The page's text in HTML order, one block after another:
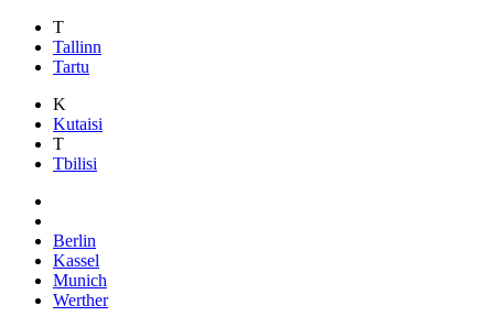
T
Tallinn
Tartu
K
Kutaisi
T
Tbilisi
Berlin
Kassel
Munich
Werther